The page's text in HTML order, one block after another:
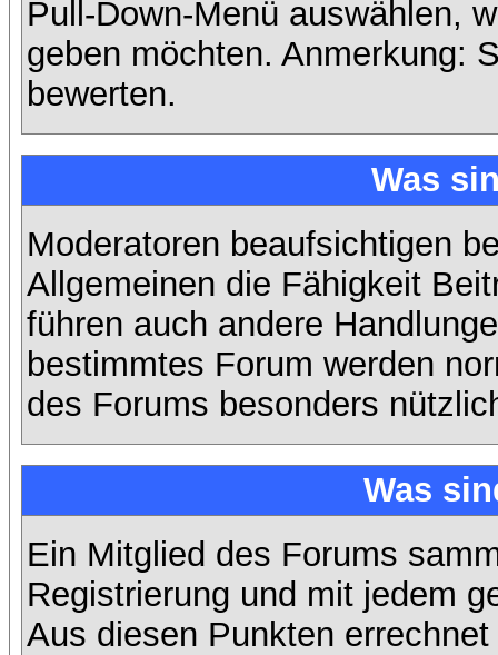
Pull-Down-Menü auswählen,
geben möchten. Anmerkung:
bewerten.
Was
Moderatoren beaufsichtigen
Allgemeinen die Fähigkeit
führen auch andere
bestimmtes Forum werden
des Forums besonders
Was
Ein Mitglied des Forums
Registrierung und mit jedem
Aus diesen Punkten